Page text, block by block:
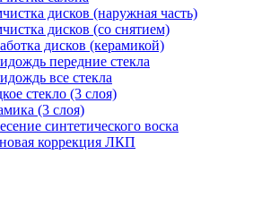
дисков (наружная часть)
дисков (со снятием)
дисков (керамикой)
передние стекла
все стекла
стекло (3 слоя)
(3 слоя)
синтетического воска
коррекция ЛКП